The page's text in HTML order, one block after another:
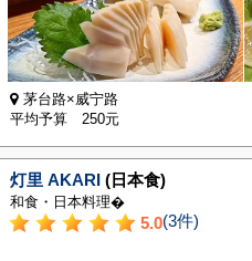
茅台路×威宁路
平均予算 250元
灯里 AKARI (日本食)
和食・日本料理�
5.0(3件)